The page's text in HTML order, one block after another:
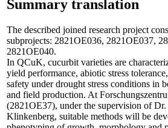
Summary translation
The described joined research project
subprojects: 2821OE036, 2821OE037,
2821OE040.
In QCuK, cucurbit varieties are
yield performance, abiotic stress
safety under drought stress conditions in
and field production. At
(2821OE37), under the supervision of
Klinkenberg, suitable methods will be